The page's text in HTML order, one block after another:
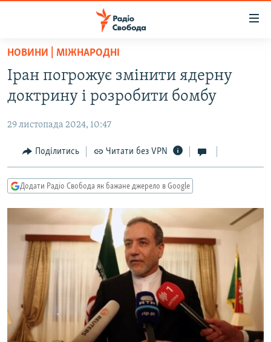
Перейти
основного
матеріалу
Перейти
до
навігації
Перейти
до
ВСЕ ЗА ДОБУ
СТАТТІ
ПОЛІТИКА
ЕКОНОМІКА
КУЛЬТУРА
УКРАЇНА
СВІТ
ВІЙНА
РОСІЙСЬКА «ФІЛЬТРАЦІЯ»
КРИМ.РЕАЛІЇ
СХЕМИ
КИТАЙ.ВИКЛИКИ
МУЛЬТИМЕДІА
ФОТО
СПЕЦПРОЄКТИ
НОВИНИ | МІЖНАРОДНІ
Іран погрожує змінити ядерну
доктрину і розробити бомбу
29 листопада 2024, 10:47
Поділитись Читати без VPN
Додати Радіо Свобода як бажане джерело в Google